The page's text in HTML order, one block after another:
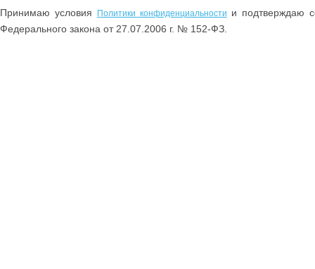
Принимаю условия Политики конфиденциальности и подтверждаю
Федерального закона от 27.07.2006 г. № 152-ФЗ.